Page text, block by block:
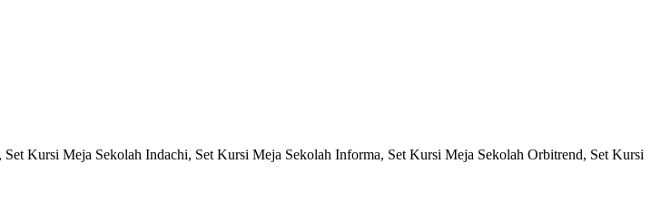
Kursi Meja Sekolah Indachi, Set Kursi Meja Sekolah Informa, Set Kursi Meja Sekolah Orbitrend, Set Kursi